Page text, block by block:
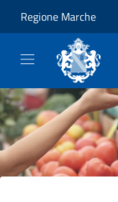
Regione Marche